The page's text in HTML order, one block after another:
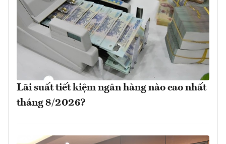
Lãi suất tiết kiệm ngân hàng nào cao nhất
tháng 8/2026?